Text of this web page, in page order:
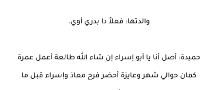
والدتها: فعلاً دا بدري أوي.
حميدة: أصل أنا يا أبو إسراء إن شاء الله طالعة أعمل عمرة
كمان حوالي شهر وعايزة أحضر فرح معاذ وإسراء قبل ما